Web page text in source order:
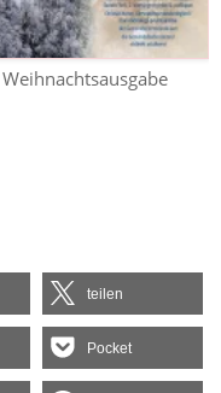
Weihnachtsausgabe
teilen
Pocket